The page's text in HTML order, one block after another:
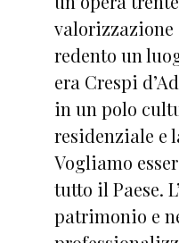
redento un
era Crespi
in un polo
residenziale e
Vogliamo
tutto il Paese.
patrimonio e